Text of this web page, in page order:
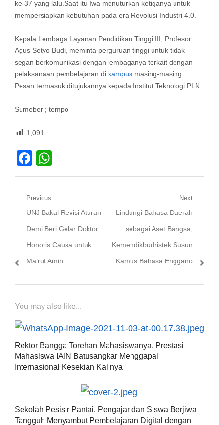
ke-37 yang lalu.Saat itu Iwa menuturkan ketiganya untuk
mempersiapkan kebutuhan pada era Revolusi Industri 4.0.
Kepala Lembaga Layanan Pendidikan Tinggi III, Profesor
Agus Setyo Budi, meminta perguruan tinggi untuk tidak
segan berkomunikasi dengan lembaganya terkait dengan
pelaksanaan pembelajaran di kampusmasing-masing.
Pesan termasuk ditujukannya kepada Institut Teknologi PLN.
Sumeber ; tempo
1,091
Facebook
WhatsApp
Navigasi
pos
Previous
Previous
post:
UNJ Bakal Revisi Aturan
Demi Beri Gelar Doktor
Honoris Causa untuk
Ma’ruf Amin
Next
Next
post:
Lindungi Bahasa Daerah
sebagai Aset Bangsa,
Kemendikbudristek Susun
Kamus Bahasa Enggano
You may also like...
Rektor Bangga Torehan Mahasiswanya, Prestasi
Mahasiswa IAIN Batusangkar Menggapai
Internasional Kesekian Kalinya
Sekolah Pesisir Pantai, Pengajar dan Siswa Berjiwa
Tangguh Menyambut Pembelajaran Digital dengan